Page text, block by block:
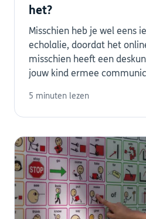
het?
Misschien heb je wel eens
echolalie, doordat het
misschien heeft een
jouw kind ermee
5 minuten lezen